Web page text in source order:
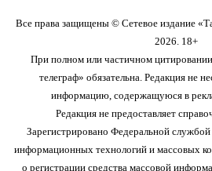
Все права защищены © Сетевое издание
2026. 18+
При полном или частичном
телеграф» обязательна. Редакция не
информацию, содержащуюся в
Редакция не предоставляет
Зарегистрировано Федеральной службой
информационных технологий и массовых
о регистрации средства массовой